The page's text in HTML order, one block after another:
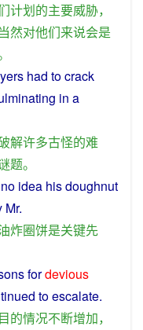
计划的主要威胁，
当然对他们来说会是
had tocrack
in a
解许多古怪的难
题。
idea hisdoughnut
Mr.
炸圈饼是关键先
fordevious
to escalate.
目的情况不断增加，